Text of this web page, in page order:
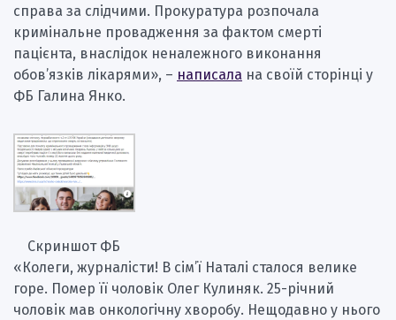
справа за слідчими. Прокуратура розпочала
кримінальне провадження за фактом смерті
пацієнта, внаслідок неналежного виконання
обов’язків лікарями», – написала на своїй сторінці у
ФБ Галина Янко.
Скриншот ФБ
«Колеги, журналісти! В сім’ї Наталі сталося велике
горе. Помер її чоловік Олег Кулиняк. 25-річний
чоловік мав онкологічну хворобу. Нещодавно у нього